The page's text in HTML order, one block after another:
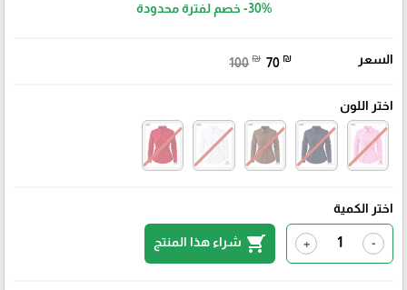
-30% خصم لفترة محدودة
السعر 100 ₪ 70 ₪
اختر اللون
اختر الكمية
-
+
shopping_cart شراء هذا المنتج